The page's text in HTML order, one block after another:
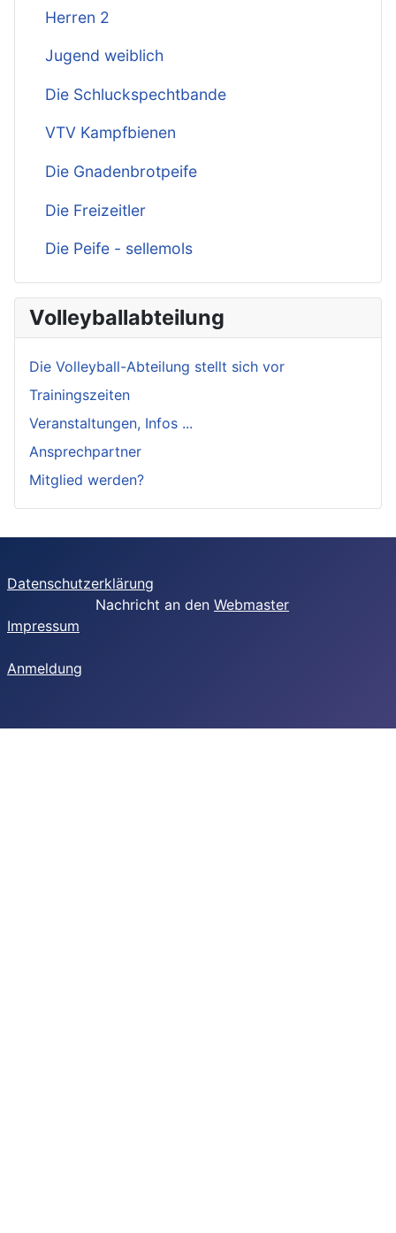
Herren 2
Jugend weiblich
Die Schluckspechtbande
VTV Kampfbienen
Die Gnadenbrotpeife
Die Freizeitler
Die Peife - sellemols
Volleyballabteilung
Die Volleyball-Abteilung stellt sich vor
Trainingszeiten
Veranstaltungen, Infos ...
Ansprechpartner
Mitglied werden?
Datenschutzerklärung
Nachricht an den Webmaster
Impressum
Anmeldung